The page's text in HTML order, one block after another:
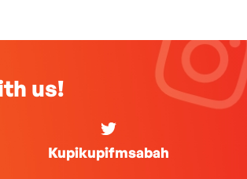
us!
Kupikupifmsabah